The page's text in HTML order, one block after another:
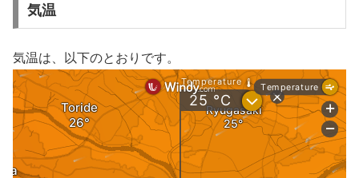
気温
気温は、以下のとおりです。